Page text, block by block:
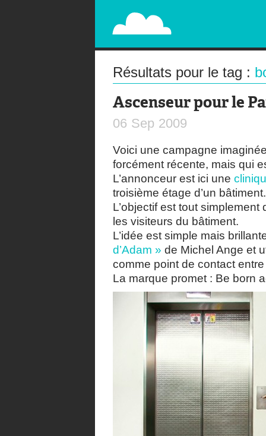
PAPERPLANE
STREET, AMBIENT, GUÉRILLA MARKETING
Résultats pour le tag :
Ascenseur pour le
06 Sep 2009
Voici une campagne
forcément récente, mais qui
L’annonceur est ici une
troisième étage d’un bâtiment.
L’objectif est tout
les visiteurs du bâtiment.
L’idée est simple mais
d’Adam » de Michel Ange et
comme point de contact
La marque promet : Be born